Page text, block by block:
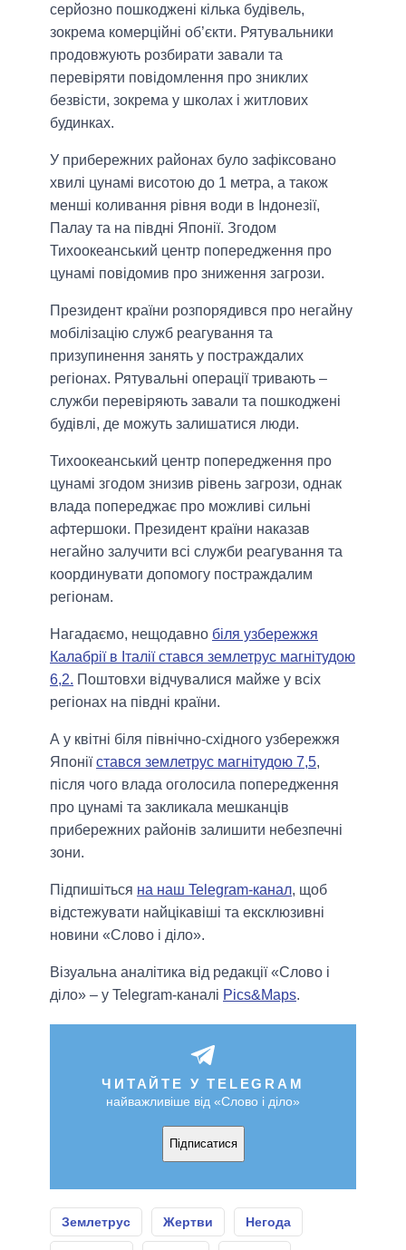
серйозно пошкоджені кілька будівель,
зокрема комерційні об’єкти. Рятувальники
продовжують розбирати завали та
перевіряти повідомлення про зниклих
безвісти, зокрема у школах і житлових
будинках.
У прибережних районах було зафіксовано
хвилі цунамі висотою до 1 метра, а також
менші коливання рівня води в Індонезії,
Палау та на півдні Японії. Згодом
Тихоокеанський центр попередження про
цунамі повідомив про зниження загрози.
Президент країни розпорядився про негайну
мобілізацію служб реагування та
призупинення занять у постраждалих
регіонах. Рятувальні операції тривають –
служби перевіряють завали та пошкоджені
будівлі, де можуть залишатися люди.
Тихоокеанський центр попередження про
цунамі згодом знизив рівень загрози, однак
влада попереджає про можливі сильні
афтершоки. Президент країни наказав
негайно залучити всі служби реагування та
координувати допомогу постраждалим
регіонам.
Нагадаємо, нещодавно біля узбережжя
Калабрії в Італії стався землетрус магнітудою
6,2. Поштовхи відчувалися майже у всіх
регіонах на півдні країни.
А у квітні біля північно-східного узбережжя
Японіїстався землетрус магнітудою 7,5,
після чого влада оголосила попередження
про цунамі та закликала мешканців
прибережних районів залишити небезпечні
зони.
Підпишіться на наш Telegram-канал, щоб
відстежувати найцікавіші та ексклюзивні
новини «Слово і діло».
Візуальна аналітика від редакції «Слово і
діло» – у Telegram-каналі Pics&Maps.
ЧИТАЙТЕ У TELEGRAM
найважливіше від «Слово і діло»
Підписатися
Землетрус Жертви Негода